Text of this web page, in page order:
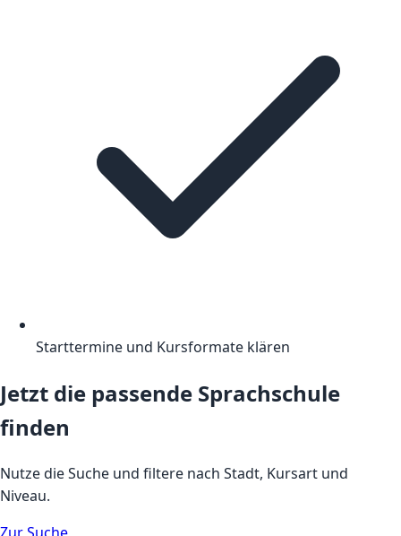
Starttermine und Kursformate klären
Jetzt die passende Sprachschule
finden
Nutze die Suche und filtere nach Stadt, Kursart und
Niveau.
Zur Suche